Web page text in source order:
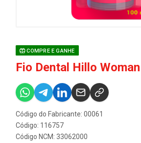
COMPRE E GANHE
Fio Dental Hillo
Código do Fabricante: 00061
Código: 116757
Código NCM: 33062000